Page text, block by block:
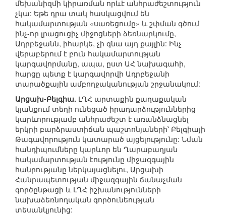
մեխանիզմի կիրառման որևէ անհրաժեշտություն
չկա: Եթե դրա տակ հասկացվում են
հակամարտության «սառեցումը» և շփման գծում
ինչ-որ լրացուցիչ միջոցների ձեռնարկումը,
Ադրբեջանն, իհարկե, չի գնա այդ քայլին: Ինչ
վերաբերում է բուն հակամարտության
կարգավորմանը, ապա, ըստ ԱՀ նախագահի,
հարցը պետք է կարգավորվի Ադրբեջանի
տարածքային ամբողջականության շրջանակում:
Արցախ-Բելգիա. ԼՂՀ արտաքին քաղաքական
կյանքում տեղի ունեցած իրադարձություններից
կարևորությամբ անհրաժեշտ է առանձնացնել
երկրի բարձրաստիճան պաշտոնյաների՝ Բելգիայի
Թագավորություն կատարած այցելությունը: Նման
հանդիպումները կարևոր են Ղարաբաղյան
հակամարտության էությունը միջազգային
հանրությանը ներկայացնելու, Արցախի
Հանրապետության միջազգային ճանաչման
գործընթացի և ԼՂՀ իշխանությունների
նախաձեռնողական գործունեության
տեսանկյունից: